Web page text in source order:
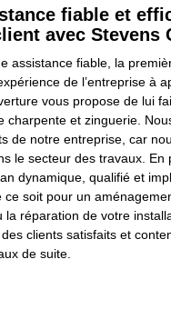
fiable et
avec Stevens
assistance fiable, la
de l’entreprise à
vous propose de lui
charpente et zinguerie.
de notre entreprise, car
le secteur des travaux. En
dynamique, qualifié et
ce soit pour un
la réparation de votre
clients satisfaits et
de suite.